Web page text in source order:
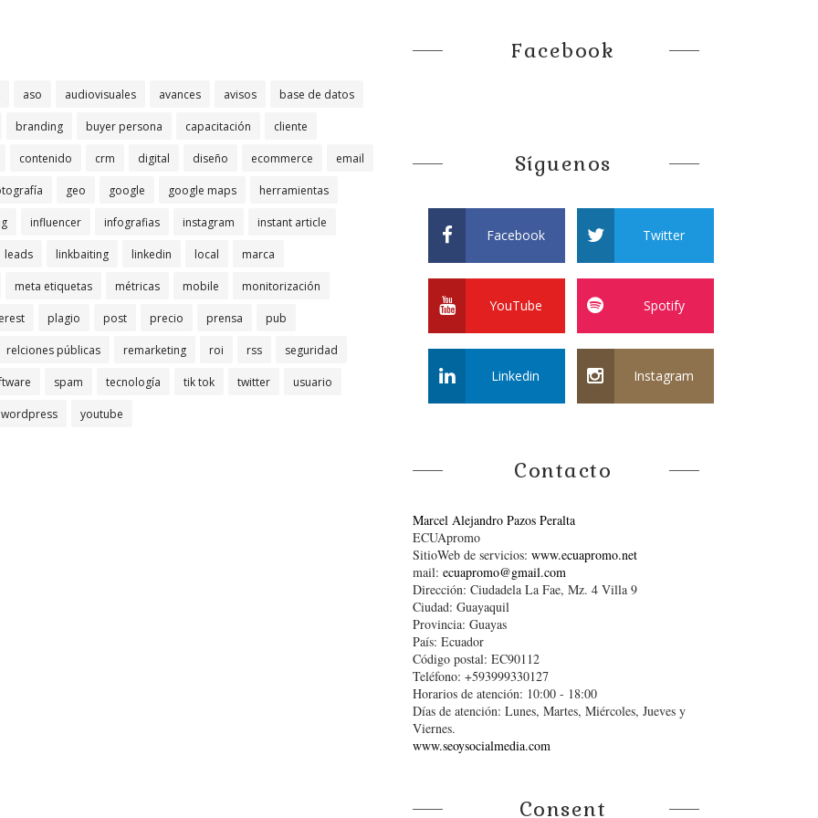
aso audiovisuales avances avisos base de datos
branding buyer persona capacitación cliente
contenido crm digital diseño ecommerce email
geo google google maps herramientas
influencer infografias instagram instant article
leads linkbaiting linkedin local marca
meta etiquetas métricas mobile monitorización
plagio post precio prensa pub
relciones públicas remarketing roi rss seguridad
spam tecnología tik tok twitter usuario
wordpress youtube
Facebook
Síguenos
Facebook Twitter
YouTube Spotify
Linkedin Instagram
Contacto
Marcel Alejandro Pazos Peralta
ECUApromo
SitioWeb de servicios: www.ecuapromo.net
mail: ecuapromo@gmail.com
Dirección: Ciudadela La Fae, Mz. 4 Villa 9
Ciudad: Guayaquil
Provincia: Guayas
País: Ecuador
Código postal: EC90112
Teléfono: +593999330127
Horarios de atención: 10:00 - 18:00
Días de atención: Lunes, Martes, Miércoles, Jueves y
Viernes.
www.seoysocialmedia.com
Consent